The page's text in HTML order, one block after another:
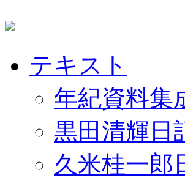
テキスト
年紀資料集
黒田清輝日
久米桂一郎